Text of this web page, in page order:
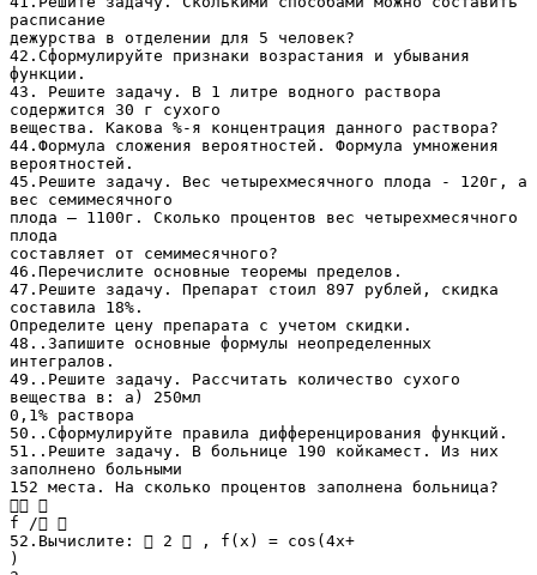
расписание
дежурства в отделении для 5 человек?
42.Сформулируйте признаки возрастания и убывания
функции.
43. Решите задачу. В 1 литре водного раствора
содержится 30 г сухого
вещества. Какова %-я концентрация данного раствора?
44.Формула сложения вероятностей. Формула умножения
вероятностей.
45.Решите задачу. Вес четырехмесячного плода - 120г, а
вес семимесячного
плода – 1100г. Сколько процентов вес четырехмесячного
плода
составляет от семимесячного?
46.Перечислите основные теоремы пределов.
47.Решите задачу. Препарат стоил 897 рублей, скидка
составила 18%.
Определите цену препарата с учетом скидки.
48..Запишите основные формулы неопределенных
интегралов.
49..Решите задачу. Рассчитать количество сухого
вещества в: а) 250мл
0,1% раствора
50..Сформулируйте правила дифференцирования функций.
51..Решите задачу. В больнице 190 койкамест. Из них
заполнено больными
152 места. На сколько процентов заполнена больница?
 
f / 
52.Вычислите:  2  , f(x) = cos(4x+
)